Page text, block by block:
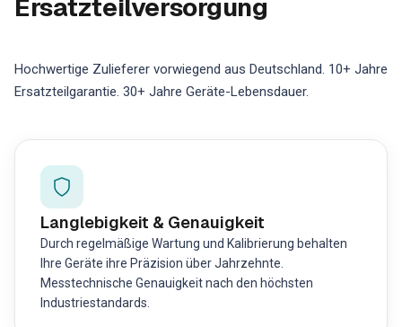
Ersatzteilversorgung
Hochwertige Zulieferer vorwiegend aus Deutschland. 10+ Jahre
Ersatzteilgarantie. 30+ Jahre Geräte-Lebensdauer.
Langlebigkeit & Genauigkeit
Durch regelmäßige Wartung und Kalibrierung behalten
Ihre Geräte ihre Präzision über Jahrzehnte.
Messtechnische Genauigkeit nach den höchsten
Industriestandards.